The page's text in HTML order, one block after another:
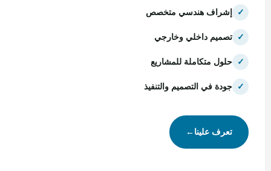
✓ إشراف هندسي متخصص
✓ تصميم داخلي وخارجي
✓ حلول متكاملة للمشاريع
✓ جودة في التصميم والتنفيذ
تعرف علينا←